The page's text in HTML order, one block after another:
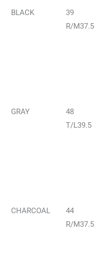
BLACK
39
R/M37.5
GRAY
48
T/L39.5
CHARCOAL
44
R/M37.5